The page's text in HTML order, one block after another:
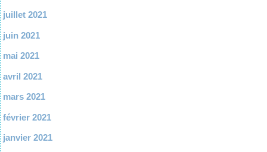
juillet 2021
juin 2021
mai 2021
avril 2021
mars 2021
février 2021
janvier 2021